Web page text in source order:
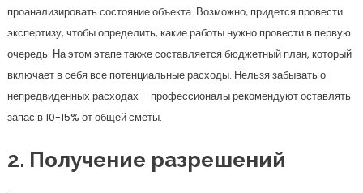
проанализировать состояние объекта. Возможно, придется провести
экспертизу, чтобы определить, какие работы нужно провести в первую
очередь. На этом этапе также составляется бюджетный план, который
включает в себя все потенциальные расходы. Нельзя забывать о
непредвиденных расходах – профессионалы рекомендуют оставлять
запас в 10-15% от общей сметы.
2. Получение разрешений